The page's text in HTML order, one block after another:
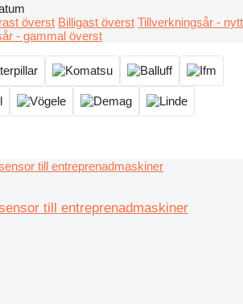
överst Billigast överst Tillverkningsår - nytt
- gammal överst
till entreprenadmaskiner